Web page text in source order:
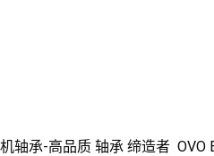
轴承-高品质 轴承 缔造者 OVO